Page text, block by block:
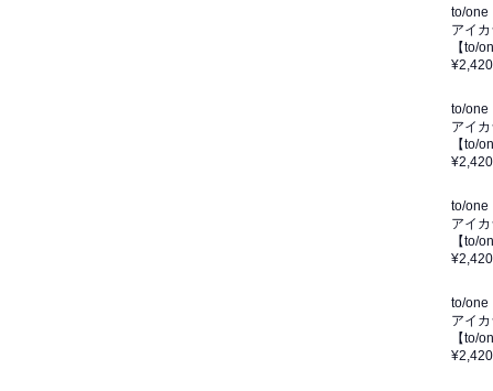
to/one
アイ
【to/
¥2,420
to/one
アイ
【to/
¥2,420
to/one
アイ
【to/
¥2,420
to/one
アイ
【to/
¥2,420